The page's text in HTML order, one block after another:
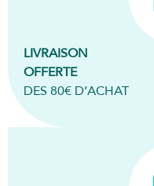
LIVRAISON
OFFERTE
DES 80€ D’ACHAT